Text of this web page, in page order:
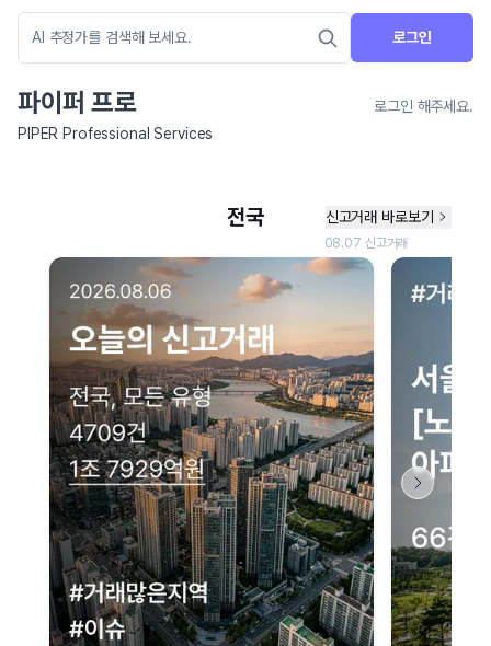
로그인
파이퍼 프로
로그인 해주세요.
PIPER Professional Services
네이버 지도 연결 안내
현재 네이버 지도 연결이 원활하지 않아 지도를 불러올 수 없습니다.
이용에 불편을 드려 죄송합니다.
다시 시도